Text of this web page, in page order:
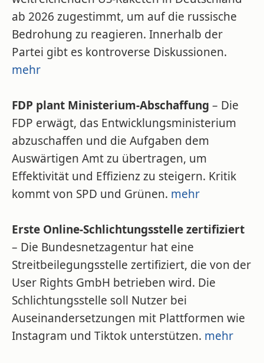
ab 2026 zugestimmt, um auf die russische
Bedrohung zu reagieren. Innerhalb der
Partei gibt es kontroverse Diskussionen.
mehr
FDP plant Ministerium-Abschaffung – Die
FDP erwägt, das Entwicklungsministerium
abzuschaffen und die Aufgaben dem
Auswärtigen Amt zu übertragen, um
Effektivität und Effizienz zu steigern. Kritik
kommt von SPD und Grünen. mehr
Erste Online-Schlichtungsstelle zertifiziert
– Die Bundesnetzagentur hat eine
Streitbeilegungsstelle zertifiziert, die von der
User Rights GmbH betrieben wird. Die
Schlichtungsstelle soll Nutzer bei
Auseinandersetzungen mit Plattformen wie
Instagram und Tiktok unterstützen. mehr